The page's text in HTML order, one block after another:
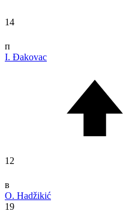
14
п
I. Đakovac
12
в
O. Hadžikić
19